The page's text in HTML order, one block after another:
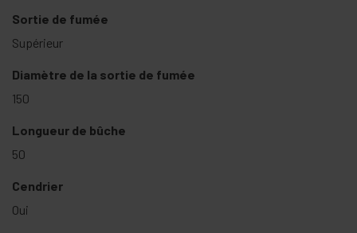
Sortie de fumée
Supérieur
Diamètre de la sortie de fumée
150
Longueur de bûche
50
Cendrier
Oui